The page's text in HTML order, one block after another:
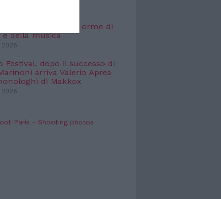
a Sirmione sulle orme di
e della musica
2026
Festival, dopo il successo di
arriva Valerio Aprea
di Makkox
2026
Paris - Shooting photos